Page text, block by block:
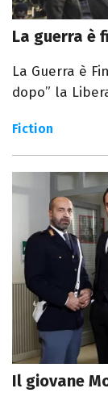
La guerra è
La Guerra è
dopo” la
Fiction
Il giovane